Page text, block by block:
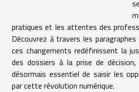
pratiques et les attentes des
Découvrez à travers les
ces changements redéfinissent la
des dossiers à la prise de
désormais essentiel de saisir les
par cette révolution numérique.